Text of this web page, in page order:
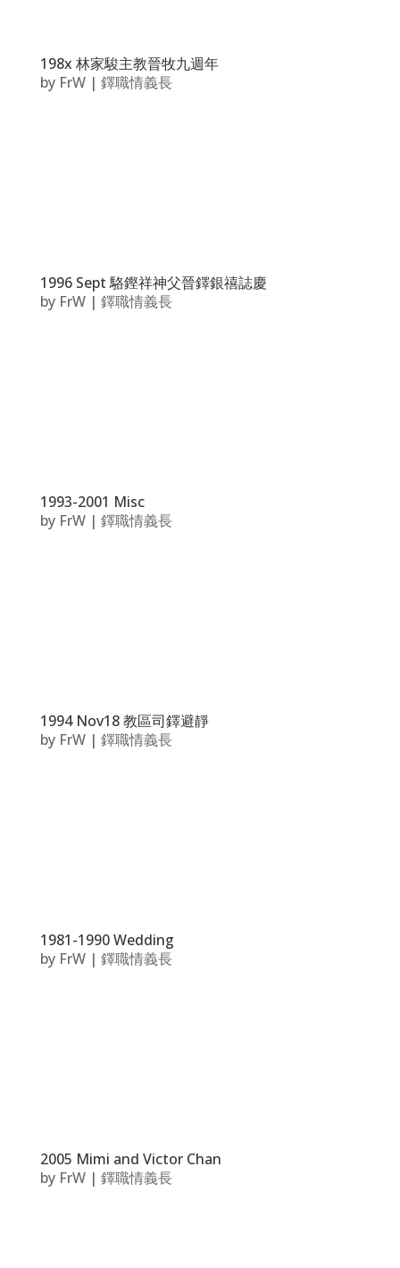
198x 林家駿主教晉牧九週年
by FrW| 鐸職情義長
1996 Sept 駱鏗祥神父晉鐸銀禧誌慶
by FrW| 鐸職情義長
1993-2001 Misc
by FrW| 鐸職情義長
1994 Nov18 教區司鐸避靜
by FrW| 鐸職情義長
1981-1990 Wedding
by FrW| 鐸職情義長
2005 Mimi and Victor Chan
by FrW| 鐸職情義長